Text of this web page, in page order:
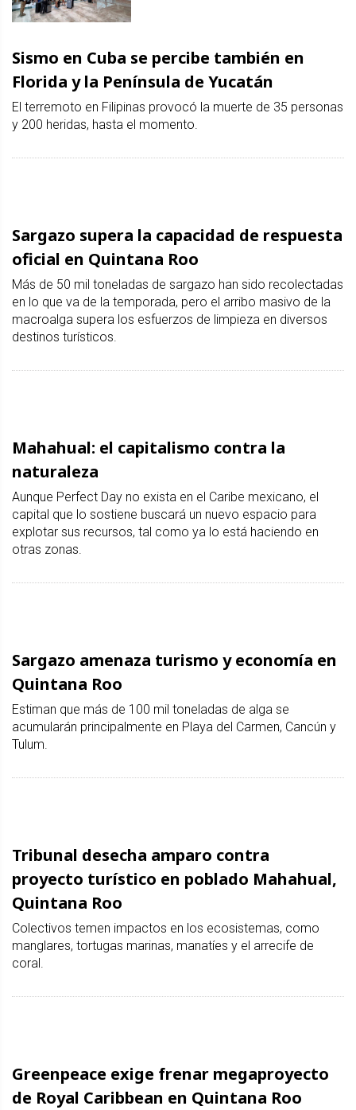
Sismo en Cuba se percibe también en
Florida y la Península de Yucatán
El terremoto en Filipinas provocó la muerte de 35 personas
y 200 heridas, hasta el momento.
Sargazo supera la capacidad de respuesta
oficial en Quintana Roo
Más de 50 mil toneladas de sargazo han sido recolectadas
en lo que va de la temporada, pero el arribo masivo de la
macroalga supera los esfuerzos de limpieza en diversos
destinos turísticos.
Mahahual: el capitalismo contra la
naturaleza
Aunque Perfect Day no exista en el Caribe mexicano, el
capital que lo sostiene buscará un nuevo espacio para
explotar sus recursos, tal como ya lo está haciendo en
otras zonas.
Sargazo amenaza turismo y economía en
Quintana Roo
Estiman que más de 100 mil toneladas de alga se
acumularán principalmente en Playa del Carmen, Cancún y
Tulum.
Tribunal desecha amparo contra
proyecto turístico en poblado Mahahual,
Quintana Roo
Colectivos temen impactos en los ecosistemas, como
manglares, tortugas marinas, manatíes y el arrecife de
coral.
Greenpeace exige frenar megaproyecto
de Royal Caribbean en Quintana Roo